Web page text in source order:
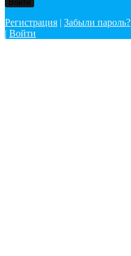
Регистрация | Забыли пароль?
| Войти